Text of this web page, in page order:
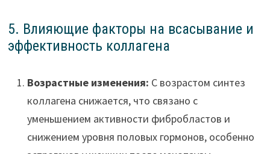
5. Влияющие факторы на всасывание и
эффективность коллагена
Возрастные изменения: С возрастом синтез
коллагена снижается, что связано с
уменьшением активности фибробластов и
снижением уровня половых гормонов, особенно